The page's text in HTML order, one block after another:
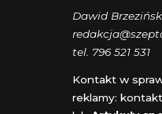
Dawid
tel. 796 521 531
Kontakt w
reklamy: